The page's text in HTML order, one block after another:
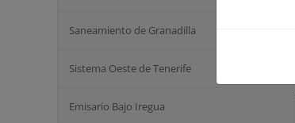
Saneamiento de Granadilla
Sistema Oeste de Tenerife
Emisario Bajo Iregua